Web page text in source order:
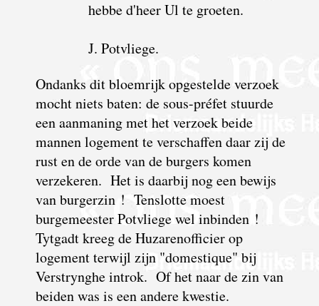
hebbe d'heer Ul te groeten.
J. Potvliege.
Ondanks dit bloemrijk opgestelde verzoek
mocht niets baten: de sous-préfet stuurde
een aanmaning met het verzoek beide
mannen logement te verschaffen daar zij de
rust en de orde van de burgers komen
verzekeren. Het is daarbij nog een bewijs
van burgerzin ! Tenslotte moest
burgemeester Potvliege wel inbinden !
Tytgadt kreeg de Huzarenofficier op
logement terwijl zijn "domestique" bij
Verstrynghe introk. Of het naar de zin van
beiden was is een andere kwestie.